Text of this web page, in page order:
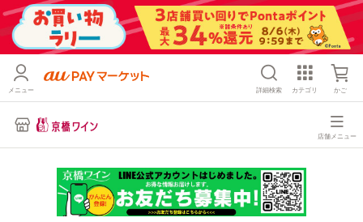
メニュー 詳細検索 カテゴリ かご
店舗メニュー